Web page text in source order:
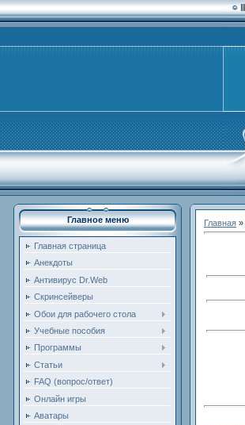
Главное меню
Главная страница
Анекдоты
Антивирус Dr.Web
Скринсейверы
Обои для рабочего стола
Учебные пособия
Программы
Статьи
FAQ (вопрос/ответ)
Онлайн игры
Аватары
Главная »